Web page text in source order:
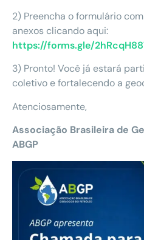
2) Preencha o formulário
anexos clicando aqui:
https://forms.gle/
3) Pronto! Você já estará
coletivo e fortalecendo a
Atenciosamente,
Associação Brasileira de
ABGP